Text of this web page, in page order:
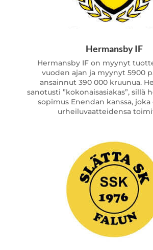
Hermansby IF
Hermansby IF on myynyt
vuoden ajan ja myynyt 5900
ansainnut 390 000 kruunua.
sanotusti ”kokonaisasiakas”, sillä
sopimus Enendan kanssa,
urheiluvaatteidensa